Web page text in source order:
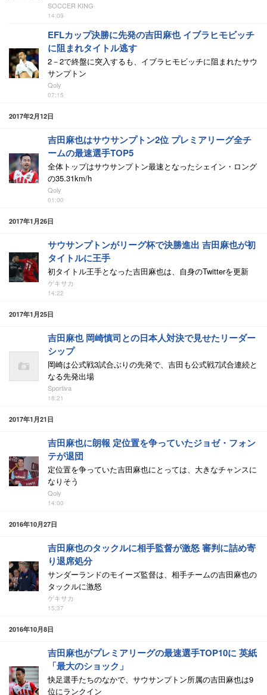
SOCCER KING
14:09
EFLカップ決勝に先発の吉田麻也 イブラヒモビッチ
に阻まれタイトル逃す
2－2で終盤に突入するも、イブラヒモビッチに阻まれたサウ
サンプトン
Qoly
07:15
2017年2月12日
吉田麻也はサウサンプトン2位 プレミアリーグ全チ
ームの最速選手TOP5
全体トップはサウサンプトン最速となったシェイン・ロング
の35.31km/h
Qoly
01:00
2017年1月26日
サウサンプトンがリーグ杯で決勝進出 吉田麻也が初
タイトルに王手
初タイトル王手となった吉田麻也は、自身のTwitterを更新
ゲキサカ
14:22
2017年1月25日
吉田麻也 岡崎慎司との日本人対決で見せたリーダー
シップ
岡崎は公式戦3試合ぶりの先発で、吉田も公式戦7試合連続と
なる先発出場
Sportiva
18:21
2017年1月21日
吉田麻也に朗報 定位置を争っていたジョゼ・フォン
テが退団
定位置を争っていた吉田麻也にとっては、大きなチャンスに
なりそう
Qoly
14:00
2016年10月27日
吉田麻也のタックルに相手監督が激怒 審判に詰め寄
り退席処分
サンダーランドのモイーズ監督は、相手チームの吉田麻也の
タックルに激怒
ゲキサカ
15:37
2016年10月8日
吉田麻也がプレミアリーグの最速選手TOP10に 英紙
「最大のショック」
快足選手たちのなかで、サウサンプトン所属の吉田麻也は9
位にランクイン